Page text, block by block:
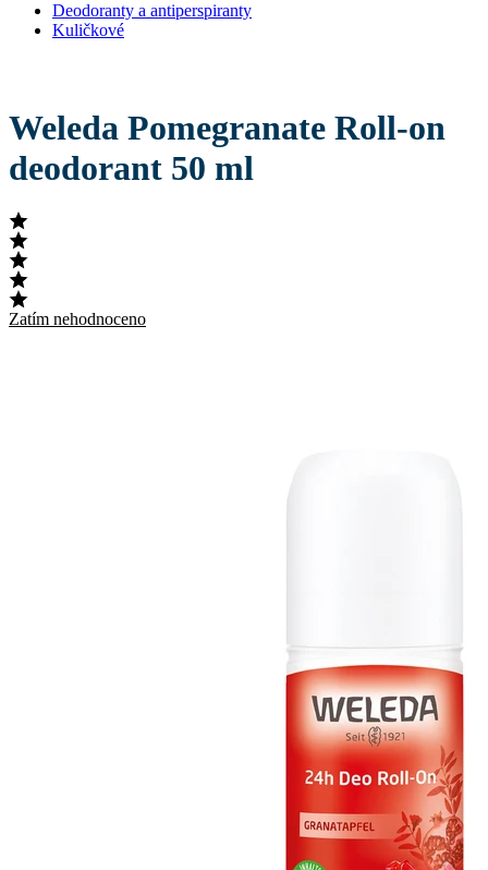
Deodoranty a antiperspiranty
Kuličkové
Weleda Pomegranate Roll-on
deodorant 50 ml
Zatím nehodnoceno